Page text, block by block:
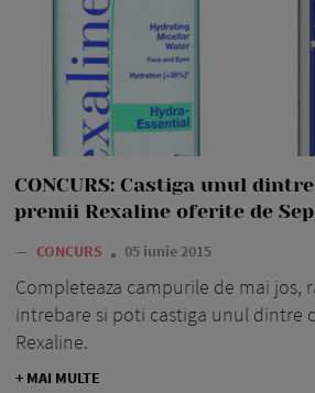
CONCURS: Castiga unul
premii Rexaline oferite de
— CONCURS 05 iunie 2015
Completeaza campurile de mai jos,
intrebare si poti castiga unul dintre
Rexaline.
+ MAI MULTE